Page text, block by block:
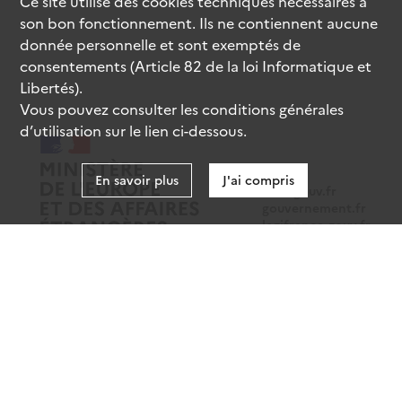
data.gouv.fr
legifrance.gouv.fr
son bon fonctionnement. Ils ne contiennent aucune
donnée personnelle et sont exemptés de
consentements (Article 82 de la loi Informatique et
Libertés).
Vous pouvez consulter les conditions générales
d’utilisation sur le lien ci-dessous.
En savoir plus J'ai compris